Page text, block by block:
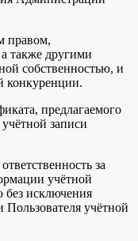
правом,
также другими
собственностью, и
конкуренции.
предлагаемого
записи
за
учётной
без исключения
Пользователя учётной